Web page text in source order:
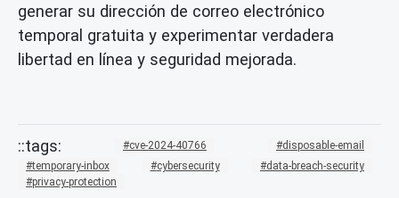
generar su dirección de correo electrónico
temporal gratuita y experimentar verdadera
libertad en línea y seguridad mejorada.
cve-2024-40766
disposable-email
temporary-inbox
cybersecurity
data-breach-security
privacy-protection